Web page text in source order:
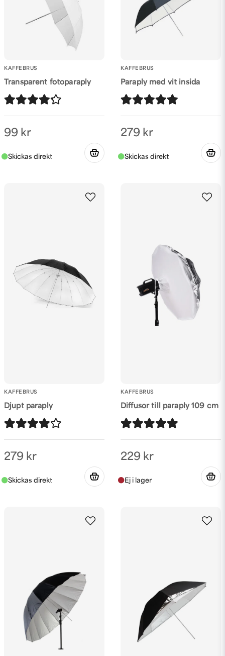
KAFFEBRUS
Transparent fotoparaply
99 kr
KAFFEBRUS
Paraply med vit insida
279 kr
KAFFEBRUS
Djupt paraply
279 kr
KAFFEBRUS
Diffusor till paraply 109 cm
229 kr
Skicka fråga